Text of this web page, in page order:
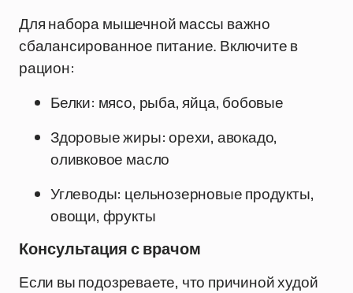
Для набора мышечной массы важно
сбалансированное питание. Включите в
рацион:
Белки: мясо, рыба, яйца, бобовые
Здоровые жиры: орехи, авокадо,
оливковое масло
Углеводы: цельнозерновые продукты,
овощи, фрукты
Консультация с врачом
Если вы подозреваете, что причиной худой